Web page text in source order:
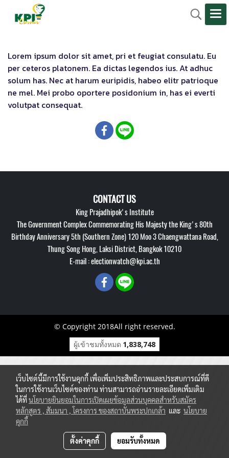
Lorem ipsum dolor sit amet, pri et feugiat consulatu. Eu
per ceteros platonem. Ea dictas legendos ius. At adhuc
solum has. Nec at harum euripidis, habeo elitr patrioque
ne mel. Mei probo oportere posidonium in, has ei everti
volutpat consequat.
CONTACT US
King Prajadhipok's Institute
The Government Complex Commemorating His Majesty the King's 80th
Birthday Anniversary 5th (Southern Zone) 120 Moo 3 Chaengwattana Road,
Thung Song Hong, Laksi District, Bangkok 10210
E-mail : electionwatch@kpi.ac.th
© Copyright 2018All right reserved.
ผู้เข้าชมทั้งหมด 1,838,748
เว็บไซต์นี้มีการใช้งานคุกกี้ เพื่อเพิ่มประสิทธิภาพและประสบการณ์ที่ดี
ในการใช้งานเว็บไซต์ของท่าน ท่านสามารถอ่านรายละเอียดเพิ่มเติม
ได้ที่นโยบายยินยอมในการเปิดเผยข้อมูลส่วนบุคคลสำหรับสมัคร
หลักสูตร , สัมมนา , โครงการ ของสถาบันพระปกเกล้า และ นโยบาย
คุกกี้
ตั้งค่าคุกกี้ ยอมรับทั้งหมด